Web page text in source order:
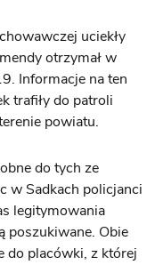
uciekły
otrzymał w
Informacje na ten
trafiły do patroli
powiatu.
do tych ze
w Sadkach policjanci
legitymowania
poszukiwane. Obie
do placówki, z której